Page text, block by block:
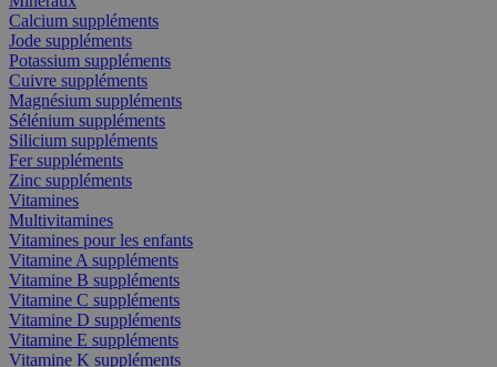
Calcium suppléments
Jode suppléments
Potassium suppléments
Cuivre suppléments
Magnésium suppléments
Sélénium suppléments
Silicium suppléments
Fer suppléments
Zinc suppléments
Vitamines
Multivitamines
Vitamines pour les enfants
Vitamine A suppléments
Vitamine B suppléments
Vitamine C suppléments
Vitamine D suppléments
Vitamine E suppléments
Vitamine K suppléments